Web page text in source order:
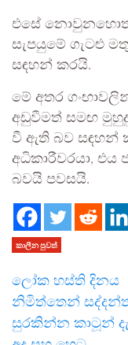
එසේ
සැපයුමේ ගැටළු
සඳහන් කරයි.
මේ අතර
අඩුවීමත් සමඟ
වී ඇති බව සඳහන්
අධිකාරීවරයා, එය
බවයි පවසයි.
කාලීන පුවත්
ලෝක හස්ති දිනය
නිමිත්තෙන්
සුරකින්න කාටූන්